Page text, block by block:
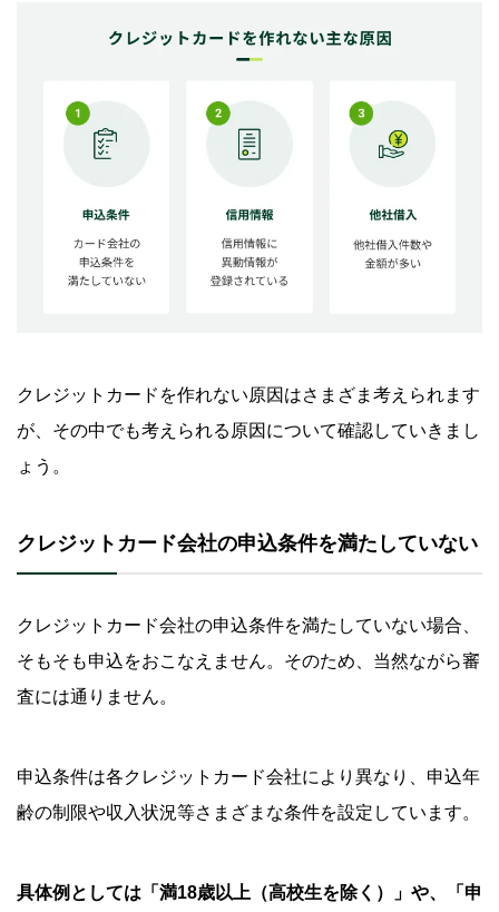
他社借入がある場合は返済する
期間を空けて再申込する
後払いサービスの利用を検討する
クレジットカードが作れないときに代用となるカ
ード
ETCカードは「ETCパーソナルカード」で代替可能
ンを検討
消費者金融なら最短即日融資が可能
よくある質問
Q.審査なしで作成できるクレジットカードはあります
か？
か？
クレジットカードを作れない原因はさまざま考えられます
が、その中でも考えられる原因について確認していきまし
ょう。
クレジットカード会社の申込条件を満たしていない
クレジットカード会社の申込条件を満たしていない場合、
そもそも申込をおこなえません。そのため、当然ながら審
査には通りません。
申込条件は各クレジットカード会社により異なり、申込年
齢の制限や収入状況等さまざまな条件を設定しています。
具体例としては「満18歳以上（高校生を除く）」や、「申